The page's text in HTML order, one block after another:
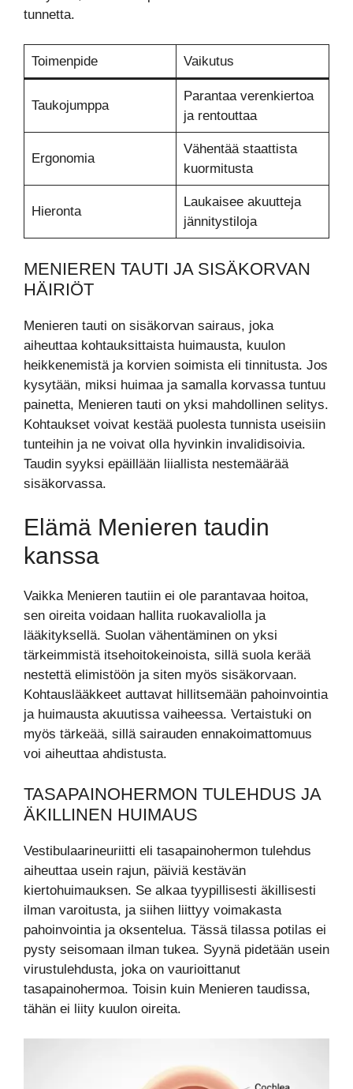
tunnetta.
Toimenpide Vaikutus
Taukojumppa
Parantaa verenkiertoa
ja rentouttaa
Ergonomia
Vähentää staattista
kuormitusta
Hieronta
Laukaisee akuutteja
jännitystiloja
MENIEREN TAUTI JA SISÄKORVAN
HÄIRIÖT
Menieren tauti on sisäkorvan sairaus, joka
aiheuttaa kohtauksittaista huimausta, kuulon
heikkenemistä ja korvien soimista eli tinnitusta. Jos
kysytään, miksi huimaa ja samalla korvassa tuntuu
painetta, Menieren tauti on yksi mahdollinen selitys.
Kohtaukset voivat kestää puolesta tunnista useisiin
tunteihin ja ne voivat olla hyvinkin invalidisoivia.
Taudin syyksi epäillään liiallista nestemäärää
sisäkorvassa.
Elämä Menieren taudin
kanssa
Vaikka Menieren tautiin ei ole parantavaa hoitoa,
sen oireita voidaan hallita ruokavaliolla ja
lääkityksellä. Suolan vähentäminen on yksi
tärkeimmistä itsehoitokeinoista, sillä suola kerää
nestettä elimistöön ja siten myös sisäkorvaan.
Kohtauslääkkeet auttavat hillitsemään pahoinvointia
ja huimausta akuutissa vaiheessa. Vertaistuki on
myös tärkeää, sillä sairauden ennakoimattomuus
voi aiheuttaa ahdistusta.
TASAPAINOHERMON TULEHDUS JA
ÄKILLINEN HUIMAUS
Vestibulaarineuriitti eli tasapainohermon tulehdus
aiheuttaa usein rajun, päiviä kestävän
kiertohuimauksen. Se alkaa tyypillisesti äkillisesti
ilman varoitusta, ja siihen liittyy voimakasta
pahoinvointia ja oksentelua. Tässä tilassa potilas ei
pysty seisomaan ilman tukea. Syynä pidetään usein
virustulehdusta, joka on vaurioittanut
tasapainohermoa. Toisin kuin Menieren taudissa,
tähän ei liity kuulon oireita.